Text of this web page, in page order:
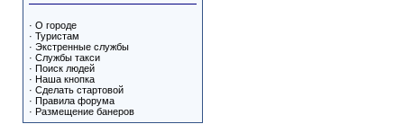
· О городе
· Туристам
· Экстренные службы
· Службы такси
· Поиск людей
· Наша кнопка
· Сделать стартовой
· Правила форума
· Размещение банеров